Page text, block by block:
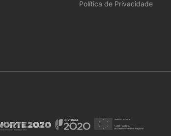
Política de Privacidade